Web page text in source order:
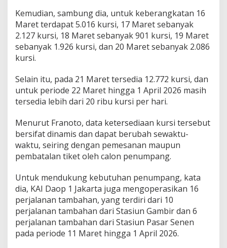
Kemudian, sambung dia, untuk keberangkatan 16
Maret terdapat 5.016 kursi, 17 Maret sebanyak
2.127 kursi, 18 Maret sebanyak 901 kursi, 19 Maret
sebanyak 1.926 kursi, dan 20 Maret sebanyak 2.086
kursi.
Selain itu, pada 21 Maret tersedia 12.772 kursi, dan
untuk periode 22 Maret hingga 1 April 2026 masih
tersedia lebih dari 20 ribu kursi per hari.
Menurut Franoto, data ketersediaan kursi tersebut
bersifat dinamis dan dapat berubah sewaktu-
waktu, seiring dengan pemesanan maupun
pembatalan tiket oleh calon penumpang.
Untuk mendukung kebutuhan penumpang, kata
dia, KAI Daop 1 Jakarta juga mengoperasikan 16
perjalanan tambahan, yang terdiri dari 10
perjalanan tambahan dari Stasiun Gambir dan 6
perjalanan tambahan dari Stasiun Pasar Senen
pada periode 11 Maret hingga 1 April 2026.